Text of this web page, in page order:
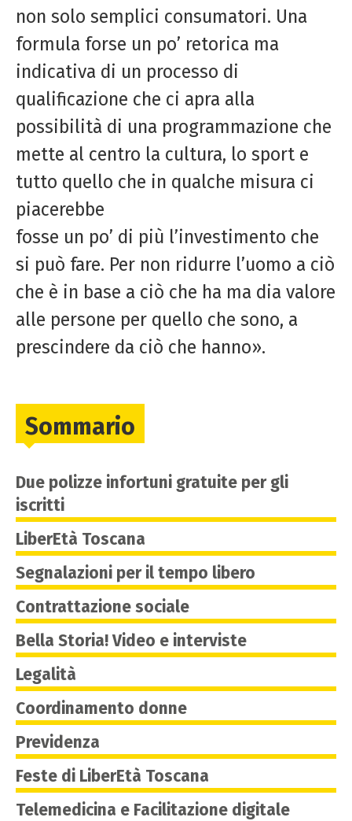
non solo semplici consumatori. Una
formula forse un po’ retorica ma
indicativa di un processo di
qualificazione che ci apra alla
possibilità di una programmazione che
mette al centro la cultura, lo sport e
tutto quello che in qualche misura ci
piacerebbe
fosse un po’ di più l’investimento che
si può fare. Per non ridurre l’uomo a ciò
che è in base a ciò che ha ma dia valore
alle persone per quello che sono, a
prescindere da ciò che hanno».
Sommario
Due polizze infortuni gratuite per gli
iscritti
LiberEtà Toscana
Segnalazioni per il tempo libero
Contrattazione sociale
Bella Storia! Video e interviste
Legalità
Coordinamento donne
Previdenza
Feste di LiberEtà Toscana
Telemedicina e Facilitazione digitale